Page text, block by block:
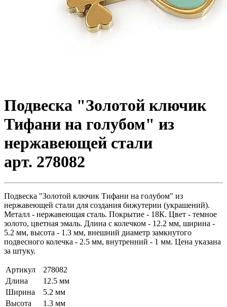
Подвеска "Золотой ключик
Тифани на голубом" из
нержавеющей стали
арт. 278082
Подвеска "Золотой ключик Тифани на голубом" из
нержавеющей стали для создания бижутерии (украшений).
Металл - нержавеющая сталь. Покрытие - 18К. Цвет - темное
золото, цветная эмаль. Длина с колечком - 12.2 мм, ширина -
5.2 мм, высота - 1.3 мм, внешний диаметр замкнутого
подвесного колечка - 2.5 мм, внутренний - 1 мм. Цена указана
за штуку.
Артикул
278082
Длина
12.5 мм
Ширина
5.2 мм
Высота
1.3 мм